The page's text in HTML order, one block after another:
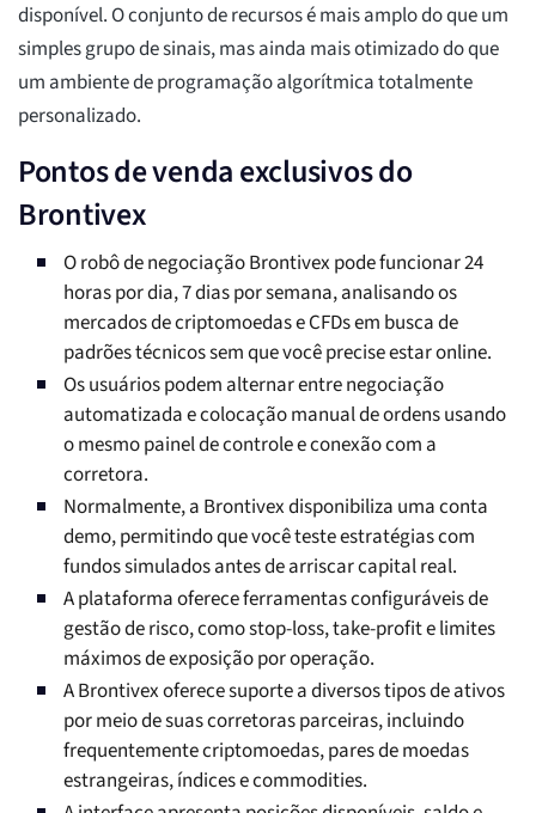
disponível. O conjunto de recursos é mais amplo do que um
simples grupo de sinais, mas ainda mais otimizado do que
um ambiente de programação algorítmica totalmente
personalizado.
Pontos de venda exclusivos do
Brontivex
O robô de negociação Brontivex pode funcionar 24
horas por dia, 7 dias por semana, analisando os
mercados de criptomoedas e CFDs em busca de
padrões técnicos sem que você precise estar online.
Os usuários podem alternar entre negociação
automatizada e colocação manual de ordens usando
o mesmo painel de controle e conexão com a
corretora.
Normalmente, a Brontivex disponibiliza uma conta
demo, permitindo que você teste estratégias com
fundos simulados antes de arriscar capital real.
A plataforma oferece ferramentas configuráveis de
gestão de risco, como stop-loss, take-profit e limites
máximos de exposição por operação.
A Brontivex oferece suporte a diversos tipos de ativos
por meio de suas corretoras parceiras, incluindo
frequentemente criptomoedas, pares de moedas
estrangeiras, índices e commodities.